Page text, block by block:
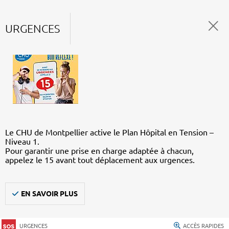
URGENCES
Le CHU de Montpellier active le Plan Hôpital en Tension –
Niveau 1.
Pour garantir une prise en charge adaptée à chacun,
appelez le 15 avant tout déplacement aux urgences.
EN SAVOIR PLUS
URGENCES ACCÈS RAPIDES